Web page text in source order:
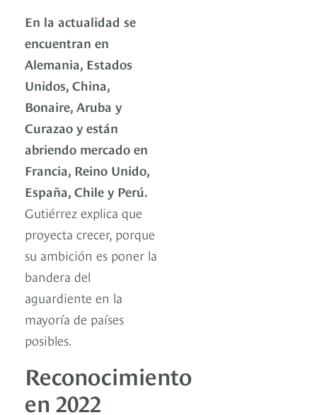
En la actualidad se
encuentran en
Alemania, Estados
Unidos, China,
Bonaire, Aruba y
Curazao y están
abriendo mercado en
Francia, Reino Unido,
España, Chile y Perú.
Gutiérrez explica que
proyecta crecer, porque
su ambición es poner la
bandera del
aguardiente en la
mayoría de países
posibles.
Reconocimiento
en 2022